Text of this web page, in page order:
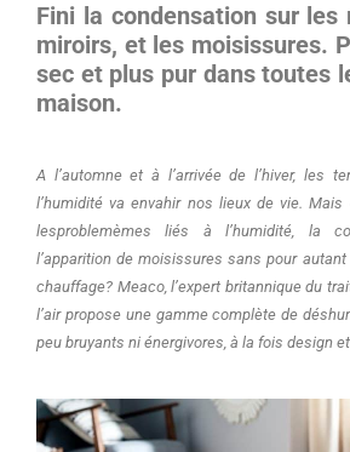
Fini la condensation sur
miroirs, et les moisissures.
sec et plus pur dans toutes
maison.
A l’automne et à l’arrivée de l’hiver, les
l’humidité va envahir nos lieux de vie.Mais
lesproblemèmes liés à l’humidité, la
l’apparition de moisissures sans pour
chauffage? Meaco, l’expert britannique du
l’air propose une gamme complète de
peu bruyants ni énergivores, à la fois design